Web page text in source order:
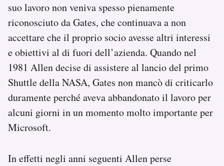
suo lavoro non veniva spesso pienamente
riconosciuto da Gates, che continuava a non
accettare che il proprio socio avesse altri interessi
e obiettivi al di fuori dell’azienda. Quando nel
1981 Allen decise di assistere al lancio del primo
Shuttle della NASA, Gates non mancò di criticarlo
duramente perché aveva abbandonato il lavoro per
alcuni giorni in un momento molto importante per
Microsoft.
In effetti negli anni seguenti Allen perse